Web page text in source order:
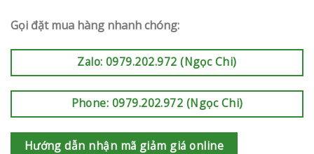
Gọi đặt mua hàng nhanh chóng:
Zalo: 0979.202.972 (Ngọc Chi)
Phone: 0979.202.972 (Ngọc Chi)
Hướng dẫn nhận mã giảm giá online